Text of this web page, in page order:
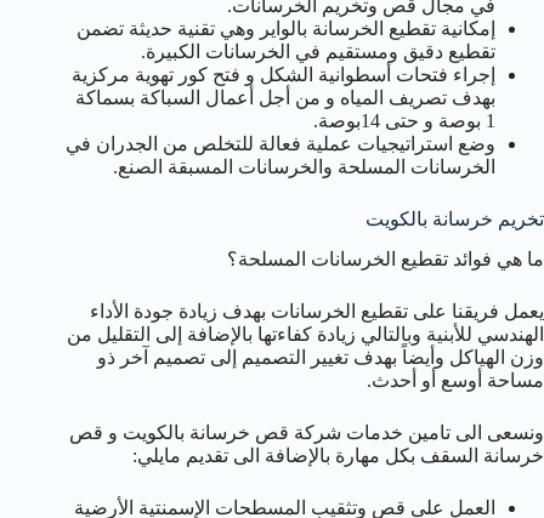
في مجال قص وتخريم الخرسانات.
إمكانية تقطيع الخرسانة بالواير وهي تقنية حديثة تضمن
تقطيع دقيق ومستقيم في الخرسانات الكبيرة.
إجراء فتحات أسطوانية الشكل و فتح كور تهوية مركزية
بهدف تصريف المياه و من أجل أعمال السباكة بسماكة
1 بوصة و حتى 14بوصة.
وضع استراتيجيات عملية فعالة للتخلص من الجدران في
الخرسانات المسلحة والخرسانات المسبقة الصنع.
تخريم خرسانة بالكويت
ما هي فوائد تقطيع الخرسانات المسلحة؟
يعمل فريقنا على تقطيع الخرسانات بهدف زيادة جودة الأداء
الهندسي للأبنية وبالتالي زيادة كفاءتها بالإضافة إلى التقليل من
وزن الهياكل وأيضاً بهدف تغيير التصميم إلى تصميم آخر ذو
مساحة أوسع أو أحدث.
ونسعى الى تامين خدمات شركة قص خرسانة بالكويت و قص
خرسانة السقف بكل مهارة بالإضافة الى تقديم مايلي:
العمل على قص وتثقيب المسطحات الإسمنتية الأرضية